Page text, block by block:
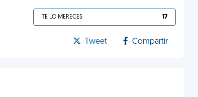
TE LO MERECES 17
Tweet Compartir